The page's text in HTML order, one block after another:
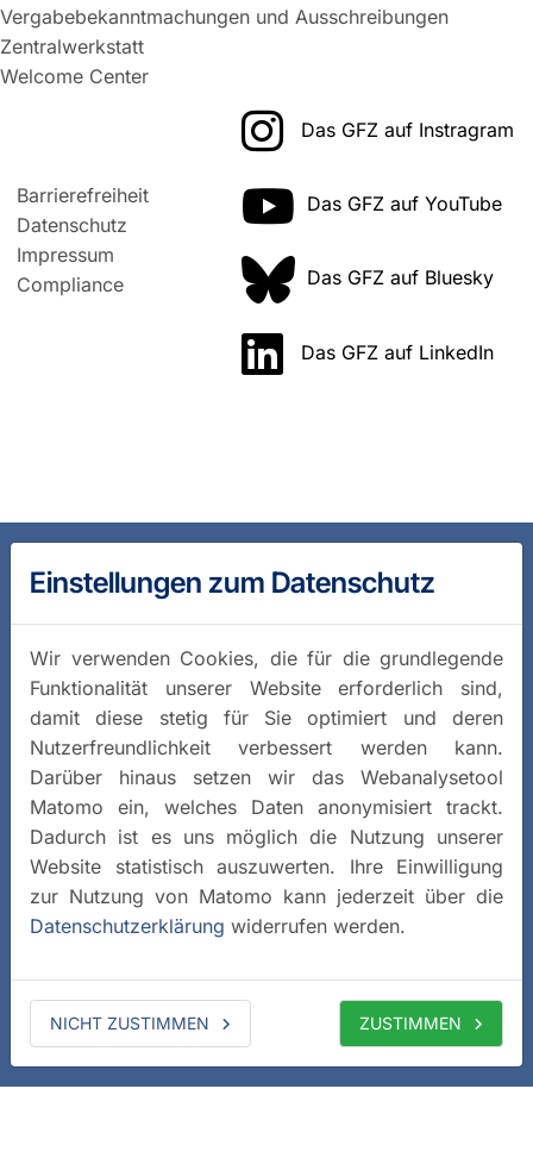
Vergabebekanntmachungen und Ausschreibungen
Zentralwerkstatt
Welcome Center
Barrierefreiheit
Datenschutz
Impressum
Compliance
Das GFZ auf Instragram
Das GFZ auf YouTube
Das GFZ auf Bluesky
Das GFZ auf LinkedIn
Einstellungen zum Datenschutz
Wir verwenden Cookies, die für die grundlegende
Funktionalität unserer Website erforderlich sind,
damit diese stetig für Sie optimiert und deren
Nutzerfreundlichkeit verbessert werden kann.
Darüber hinaus setzen wir das Webanalysetool
Matomo ein, welches Daten anonymisiert trackt.
Dadurch ist es uns möglich die Nutzung unserer
Website statistisch auszuwerten. Ihre Einwilligung
zur Nutzung von Matomo kann jederzeit über die
Datenschutzerklärung widerrufen werden.
NICHT ZUSTIMMEN ZUSTIMMEN